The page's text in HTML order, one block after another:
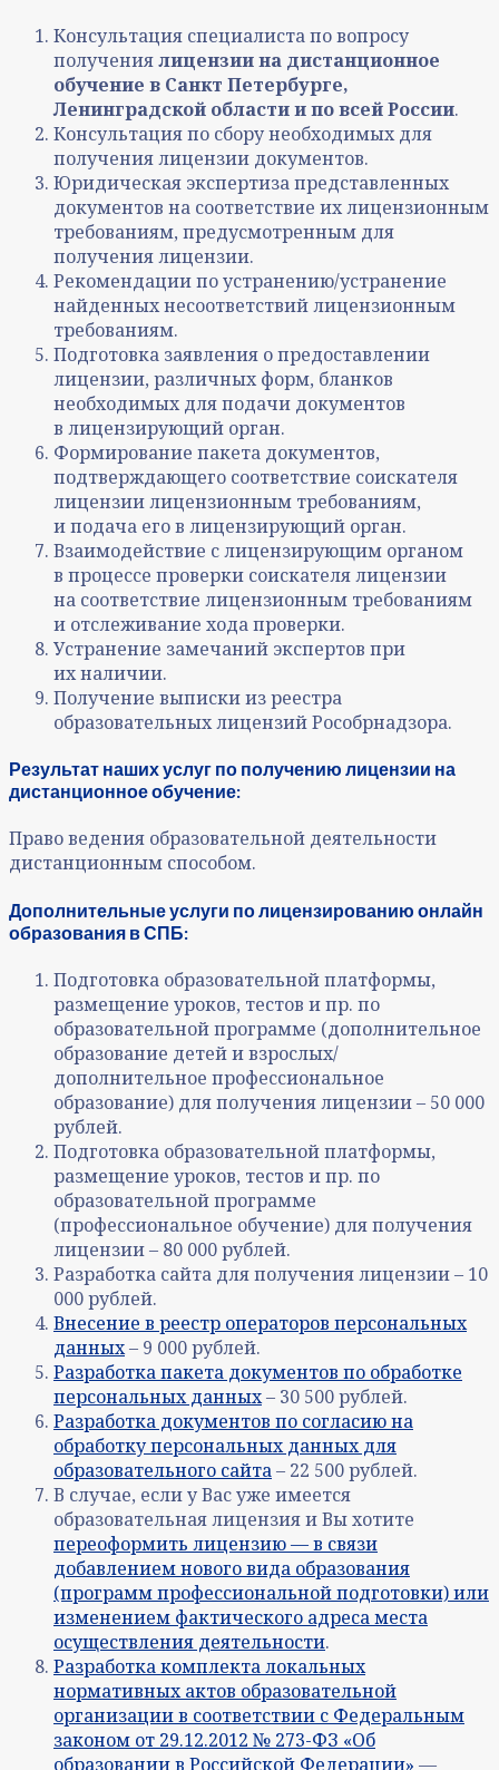
Консультация специалиста по вопросу
получениялицензии на дистанционное
обучение в Санкт Петербурге,
Ленинградской области и по всей России.
Консультация по сбору необходимых для
получения лицензии документов.
Юридическая экспертиза представленных
документов на соответствие их лицензионным
требованиям, предусмотренным для
получения лицензии.
Рекомендации по устранению/устранение
найденных несоответствий лицензионным
требованиям.
Подготовка заявления о предоставлении
лицензии, различных форм, бланков
необходимых для подачи документов
в лицензирующий орган.
Формирование пакета документов,
подтверждающего соответствие соискателя
лицензии лицензионным требованиям,
и подача его в лицензирующий орган.
Взаимодействие с лицензирующим органом
в процессе проверки соискателя лицензии
на соответствие лицензионным требованиям
и отслеживание хода проверки.
Устранение замечаний экспертов при
их наличии.
Получение выписки из реестра
образовательных лицензий Рособрнадзора.
Результат наших услуг по получению лицензии на
дистанционное обучение:
Право ведения образовательной деятельности
дистанционным способом.
Дополнительные услуги по лицензированию онлайн
образования в СПБ:
Подготовка образовательной платформы,
размещение уроков, тестов и пр. по
образовательной программе (дополнительное
образование детей и взрослых/
дополнительное профессиональное
образование) для получения лицензии – 50 000
рублей.
Подготовка образовательной платформы,
размещение уроков, тестов и пр. по
образовательной программе
(профессиональное обучение) для получения
лицензии – 80 000 рублей.
Разработка сайта для получения лицензии – 10
000 рублей.
Внесение в реестр операторов персональных
данных– 9 000 рублей.
Разработка пакета документов по обработке
персональных данных– 30 500 рублей.
Разработка документов по согласию на
обработку персональных данных для
образовательного сайта– 22 500 рублей.
В случае, если у Вас уже имеется
образовательная лицензия и Вы хотите
переоформить лицензию — в связи
добавлением нового вида образования
(программ профессиональной подготовки) или
изменением фактического адреса места
осуществления деятельности.
Разработка комплекта локальных
нормативных актов образовательной
организации в соответствии с Федеральным
законом от 29.12.2012 № 273-ФЗ «Об
образовании в Российской Федерации» —